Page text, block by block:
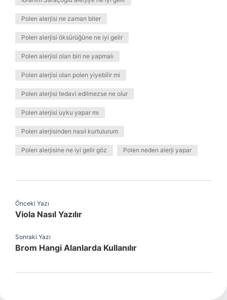
Polen alerjisi ne zaman biter
Polen alerjisi öksürüğüne ne iyi gelir
Polen alerjisi olan biri ne yapmalı
Polen alerjisi olan polen yiyebilir mi
Polen alerjisi tedavi edilmezse ne olur
Polen alerjisi uyku yapar mı
Polen alerjisinden nasıl kurtulurum
Polen alerjisine ne iyi gelir göz Polen neden alerji yapar
Önceki Yazı
Viola Nasıl Yazılır
Sonraki Yazı
Brom Hangi Alanlarda Kullanılır